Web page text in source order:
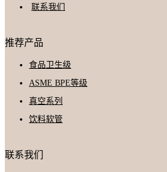
联系我们
推荐产品
食品卫生级
ASME BPE等级
真空系列
饮料软管
联系我们